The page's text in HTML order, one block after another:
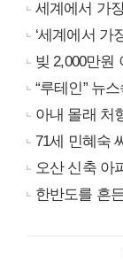
세계에서 가
‘세계에서 가
빚 2,000만원
“루테인” 뉴
아내 몰래 처
71세 민혜숙
오산 신축 아
한반도를 흔